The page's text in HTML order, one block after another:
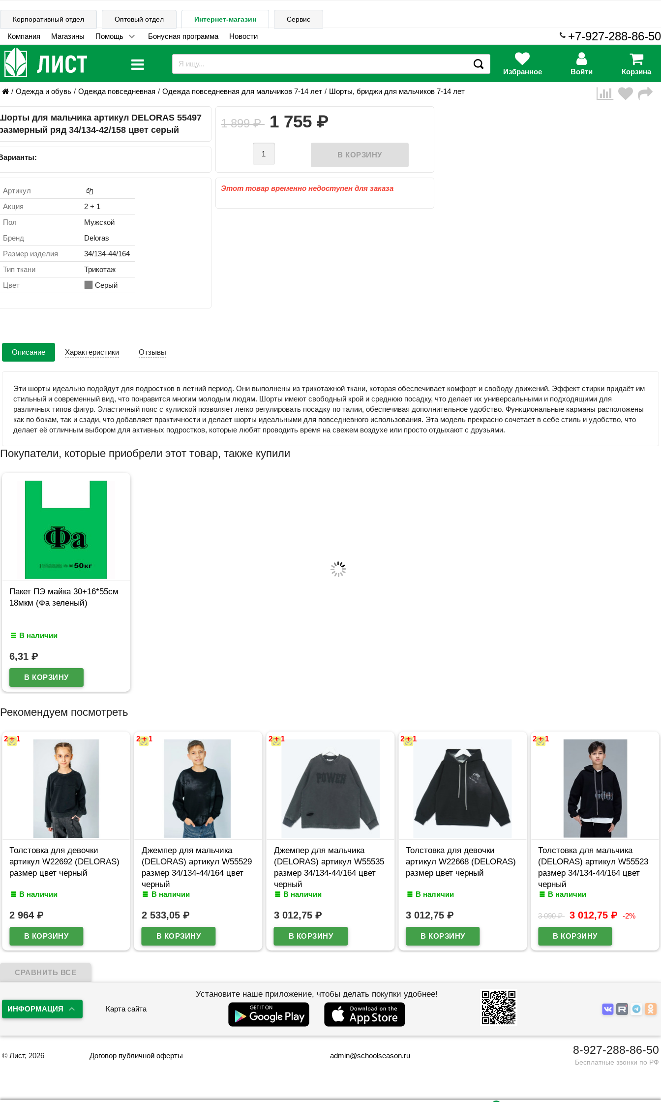
Корпоративный отдел Оптовый отдел Интернет-магазин Сервис
Компания Магазины Помощь Бонусная программа Новости +7-927-288-86-50
Избранное Войти Корзина
Одежда и обувь Одежда повседневная Одежда повседневная для мальчиков 7-14 лет Шорты, бриджи для мальчиков 7-14 лет
для мальчика артикул DELORAS 55497
ряд 34/134-42/158 цвет серый
Артикул
Акция
2 + 1
Пол
Мужской
Бренд
Deloras
Размер изделия
34/134-44/164
Тип ткани
Трикотаж
Цвет
Серый
1 899₽ 1 755 ₽
Этот товар временно недоступен для заказа
Описание Характеристики Отзывы
Эти шорты идеально подойдут для подростков в летний период. Они выполнены из трикотажной ткани, которая обеспечивает комфорт и свободу движений. Эффект стирки придаёт им
стильный и современный вид, что понравится многим молодым людям. Шорты имеют свободный крой и среднюю посадку, что делает их универсальными и подходящими для
различных типов фигур. Эластичный пояс с кулиской позволяет легко регулировать посадку по талии, обеспечивая дополнительное удобство. Функциональные карманы расположены
как по бокам, так и сзади, что добавляет практичности и делает шорты идеальными для повседневного использования. Эта модель прекрасно сочетает в себе стиль и удобство, что
делает её отличным выбором для активных подростков, которые любят проводить время на свежем воздухе или просто отдыхают с друзьями.
Покупатели, которые приобрели этот товар, также купили
Пакет ПЭ майка 30+16*55см
18мкм (Фа зеленый)
В наличии
6,31 ₽
Рекомендуем посмотреть
2 + 1
Толстовка для девочки
артикул W22692 (DELORAS)
размер цвет черный
В наличии
2 964 ₽
2 + 1
Джемпер для мальчика
(DELORAS) артикул W55529
размер 34/134-44/164 цвет
черный
В наличии
2 533,05 ₽
2 + 1
Джемпер для мальчика
(DELORAS) артикул W55535
размер 34/134-44/164 цвет
черный
В наличии
3 012,75 ₽
2 + 1
Толстовка для девочки
артикул W22668 (DELORAS)
размер цвет черный
В наличии
3 012,75₽
2 + 1
Толстовка для мальчика
(DELORAS) артикул W55523
размер 34/134-44/164 цвет
черный
В наличии
3 090₽ 3 012,75₽ -2%
ИНФОРМАЦИЯ Карта сайта
Установите наше приложение, чтобы делать покупки удобнее!
© Лист, 2026 Договор публичной оферты admin@schoolseason.ru 8-927-288-86-50
Бесплатные звонки по РФ